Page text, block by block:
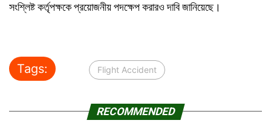
সংশ্লিষ্ট কর্তৃপক্ষকে প্রয়োজনীয় পদক্ষেপ করারও দাবি জানিয়েছে।
Tags: Flight Accident
RECOMMENDED